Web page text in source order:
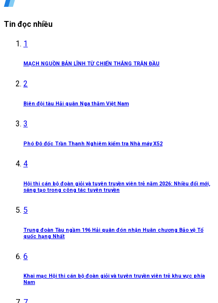
Tin đọc nhiều
1
MẠCH NGUỒN BẢN LĨNH TỪ CHIẾN THẮNG TRẬN ĐẦU
2
Biên đội tàu Hải quân Nga thăm Việt Nam
3
Phó Đô đốc Trần Thanh Nghiêm kiểm tra Nhà máy X52
4
Hội thi cán bộ đoàn giỏi và tuyên truyền viên trẻ năm 2026: Nhiều đổi mới,
sáng tạo trong công tác tuyên truyền
5
Trung đoàn Tàu ngầm 196 Hải quân đón nhận Huân chương Bảo vệ Tổ
quốc hạng Nhất
6
Khai mạc Hội thi cán bộ đoàn giỏi và tuyên truyền viên trẻ khu vực phía
Nam